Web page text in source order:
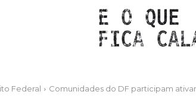
Federal Comunidades do DF participam